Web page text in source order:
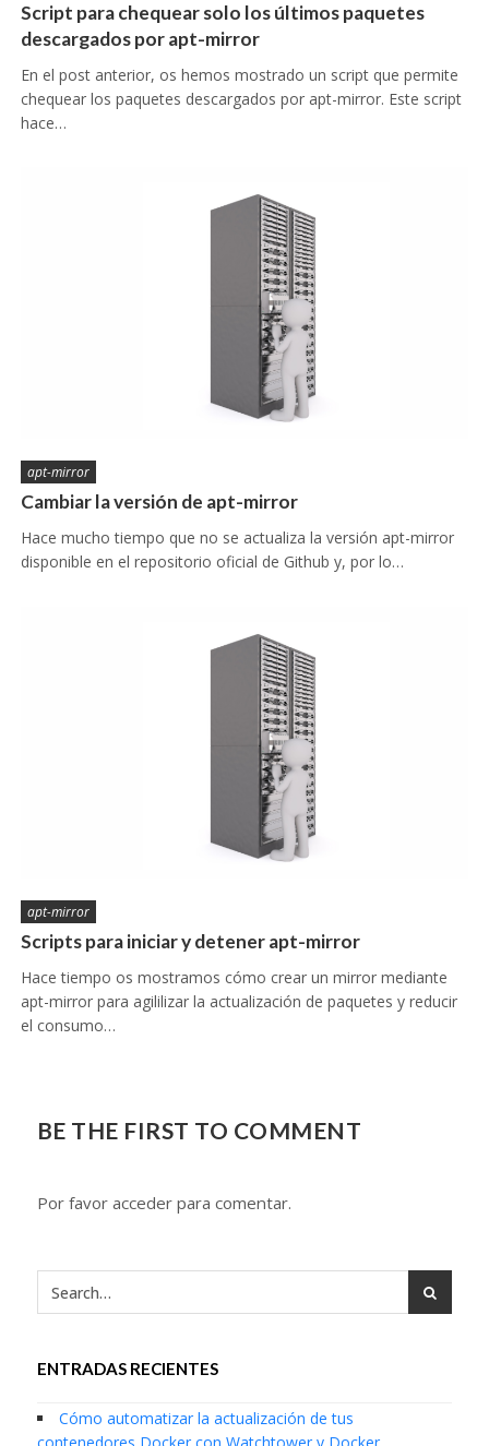
Script para chequear solo los últimos paquetes
descargados por apt-mirror
En el post anterior, os hemos mostrado un script que permite
chequear los paquetes descargados por apt-mirror. Este script
hace…
apt-mirror
Cambiar la versión de apt-mirror
Hace mucho tiempo que no se actualiza la versión apt-mirror
disponible en el repositorio oficial de Github y, por lo…
apt-mirror
Scripts para iniciar y detener apt-mirror
Hace tiempo os mostramos cómo crear un mirror mediante
apt-mirror para agililizar la actualización de paquetes y reducir
el consumo…
BE THE FIRST TO COMMENT
Por favor acceder para comentar.
ENTRADAS RECIENTES
Cómo automatizar la actualización de tus